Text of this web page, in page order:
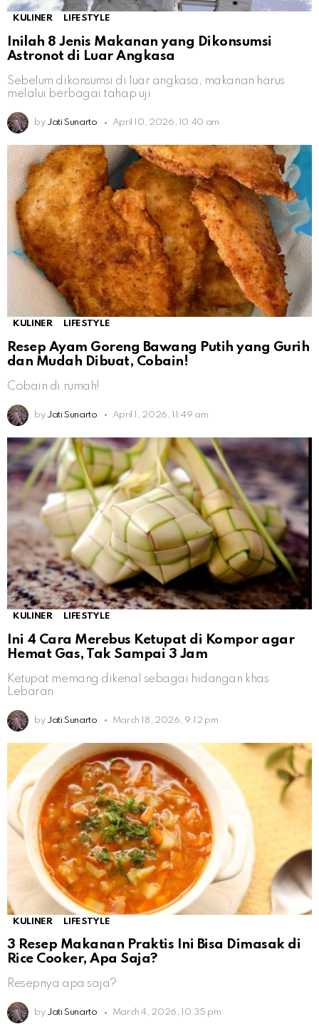
KULINER LIFESTYLE
Inilah 8 Jenis Makanan yang Dikonsumsi
Astronot di Luar Angkasa
Sebelum dikonsumsi di luar angkasa, makanan harus
melalui berbagai tahap uji
by Jati Sunarto April 10, 2026, 10:40 am
KULINER LIFESTYLE
Resep Ayam Goreng Bawang Putih yang Gurih
dan Mudah Dibuat, Cobain!
Cobain di rumah!
by Jati Sunarto April 1, 2026, 11:49 am
KULINER LIFESTYLE
Ini 4 Cara Merebus Ketupat di Kompor agar
Hemat Gas, Tak Sampai 3 Jam
Ketupat memang dikenal sebagai hidangan khas
Lebaran
by Jati Sunarto March 18, 2026, 9:12 pm
KULINER LIFESTYLE
3 Resep Makanan Praktis Ini Bisa Dimasak di
Rice Cooker, Apa Saja?
Resepnya apa saja?
by Jati Sunarto March 4, 2026, 10:35 pm